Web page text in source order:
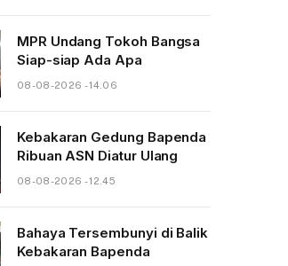
MPR Undang Tokoh Bangsa
Siap-siap Ada Apa
08-08-2026 - 14.06
Kebakaran Gedung Bapenda
Ribuan ASN Diatur Ulang
08-08-2026 - 12.45
Bahaya Tersembunyi di Balik
Kebakaran Bapenda